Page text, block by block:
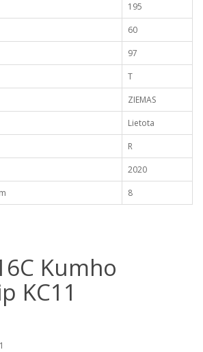
195
60
97
T
ZIEMAS
Lietota
R
2020
8
Kumho
KC11